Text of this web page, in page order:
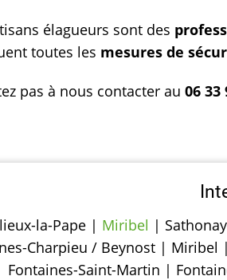
élagueurs sont des
toutes les mesures de
pas à nous contacter au 06 33
la-Pape | Miribel |
Charpieu / Beynost |
Fontaines-Saint-Martin |